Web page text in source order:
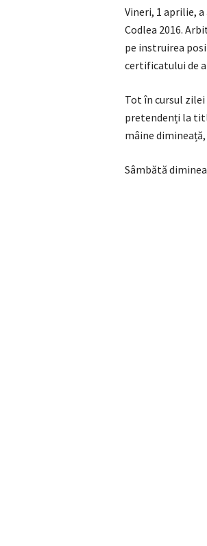
Vineri, 1 aprilie,
Codlea 2016.
pe instruirea
certificatului de
Tot în cursul
pretendenți la
mâine
Sâmbătă